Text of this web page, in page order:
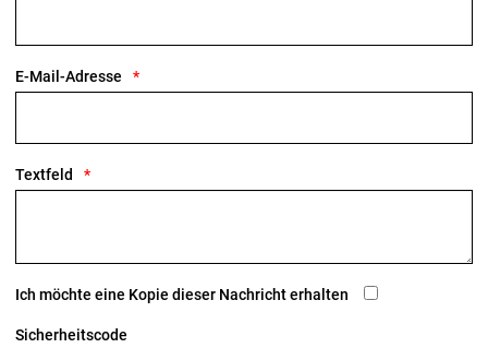
E-Mail-Adresse
Textfeld
Ich möchte eine Kopie dieser Nachricht erhalten
Sicherheitscode